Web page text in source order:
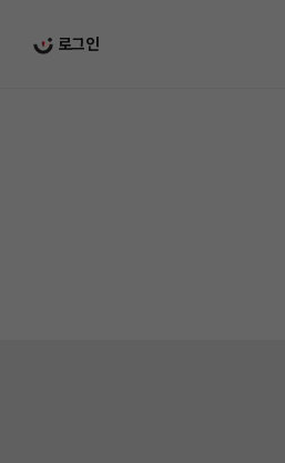
로그인